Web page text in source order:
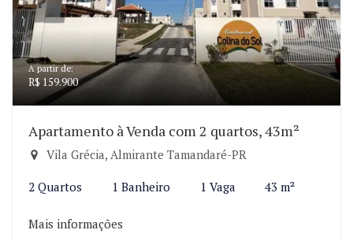
A partir de:
R$ 159.900
Apartamento à Venda com 2 quartos, 43m²
Vila Grécia, Almirante Tamandaré-PR
2 Quartos 1 Banheiro 1 Vaga 43 m²
Mais informações